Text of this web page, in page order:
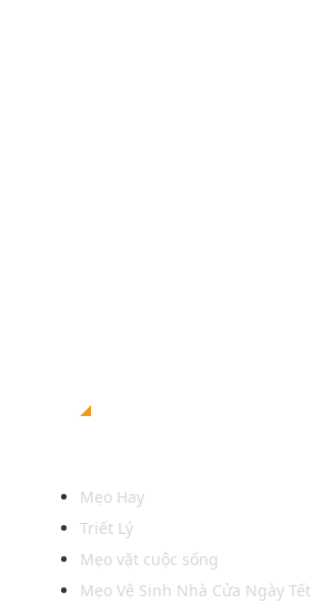
Mẹo Hay
Triết Lý
Mẹo vặt cuộc sống
Mẹo Vệ Sinh Nhà Cửa Ngày Tết